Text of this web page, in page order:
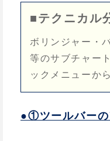
■テクニカル
ボリンジャー・
等のサブチャー
ックメニューか
●①ツールバーの